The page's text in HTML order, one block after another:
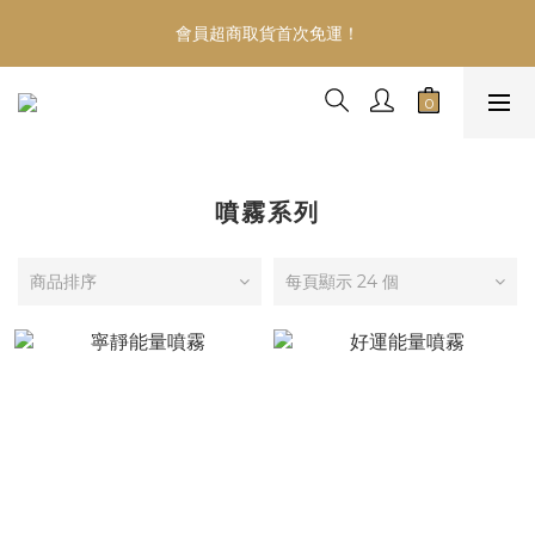
Welcome
會員超商取貨首次免運！
慶祝！網路門市開幕～加入會員首次購物滿999即升等VIP會員
【享年度88折】
噴霧系列
商品排序 每頁顯示 24 個